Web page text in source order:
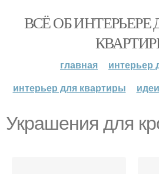
ВСЁ ОБ
главная
интерьер
интерьер для квартиры
Украшения для